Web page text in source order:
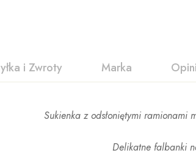
i Zwroty Marka
Sukienka z odsłoniętymi ramionami
Delikatne falbanki